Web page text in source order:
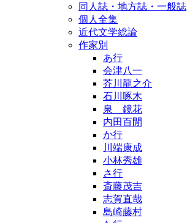
同人誌・地方誌・一般誌
個人全集
近代文学総論
作家別
あ行
会津八一
芥川龍之介
石川啄木
泉 鏡花
内田百閒
か行
川端康成
小林秀雄
さ行
斎藤茂吉
志賀直哉
島崎藤村